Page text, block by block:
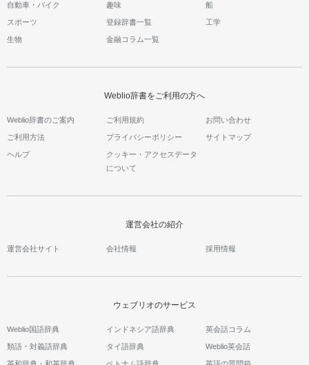
自動車・バイク 趣味 船
スポーツ 登録辞書一覧 工学
生物 金融コラム一覧
Weblio辞書をご利用の方へ
Weblio辞書のご案内 ご利用規約 お問い合わせ
ご利用方法 プライバシーポリシー サイトマップ
ヘルプ
クッキー・アクセスデータ
について
運営会社の紹介
運営会社サイト 会社情報 採用情報
ウェブリオのサービス
Weblio国語辞典
類語・対義語辞典
インドネシア語辞典
タイ語辞典
英会話コラム
Weblio英会話